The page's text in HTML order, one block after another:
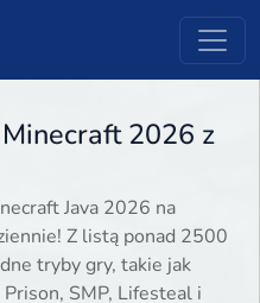
2026 z
Java 2026 na
Z listą ponad 2500
tryby gry, takie jak
SMP, Lifesteal i